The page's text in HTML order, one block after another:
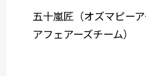
五十嵐匠（オズマピー
アフェアーズチーム）